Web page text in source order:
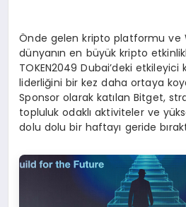
Önde gelen kripto platformu ve
dünyanın en büyük kripto
TOKEN2049 Dubai’deki etkileyici
liderliğini bir kez daha ortaya
Sponsor olarak katılan Bitget,
topluluk odaklı aktiviteler ve
dolu dolu bir haftayı geride